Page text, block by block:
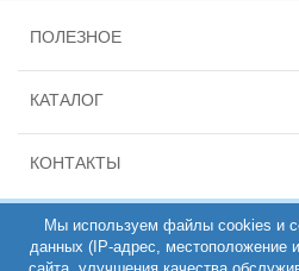
ПОЛЕЗНОЕ
КАТАЛОГ
КОНТАКТЫ
Мы используем файлы cookies и
данных (IP-адрес, местоположение